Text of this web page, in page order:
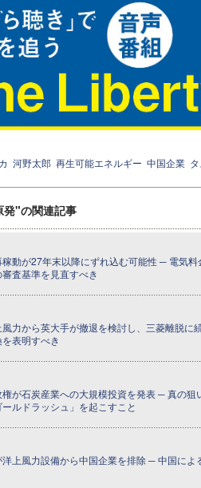
河野太郎 再生可能エネルギー 中国企業
"の関連記事
動が27年末以降にずれ込む可能性 ─ 電気
査基準を見直すべき
風力から英大手が撤退を検討し、三菱離脱に
表明すべき
権が石炭産業への大規模投資を発表 ─ 真の
ールドラッシュ」を起こすこと
洋上風力設備から中国企業を排除 ─ 中国に